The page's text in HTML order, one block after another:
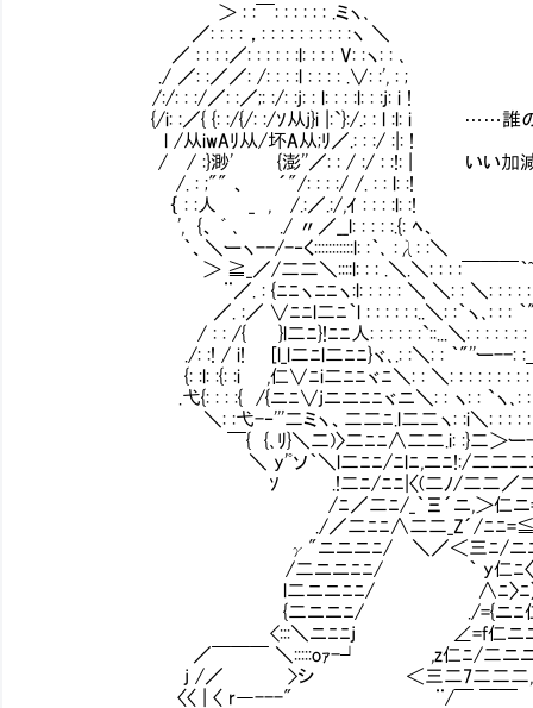
＞ : :￣: : : : : : .ミヽ､
／: : : : ，: : : : : : : : : :ヽ ＼
／ : : : :／: : : : : :l: : : : V: :ヽ: : ､
./ ／: :／／: /: : : :l : : : : .∨: :', : ;
/:/: : :/／: :／;: :/: :j: : l: : : :l: : :j: i !
{/i: :／{ {: :/{/: :/ｿ从j}i |:`}:/.: : l :l: i ……誰の為に、
l /从iwAﾘ从/坏A从;ﾘ／.: : :/ :|: !
/ / :}渺' {澎''／: : / :/ : :!: | いい加減、ちょっと
/. : ;"" 、 ´"/: : : :/ /. : : l: :!
｛ : :人 _ , /.:／.:/,ｲ : : : :l: :!
', {、 ﾞ ､ ./ 〃／__l: : : : :.{: ﾍ、
｀、＼ーヽ--/-‐く:::::::::::l: :｀､ :λ: :＼
＞ ≧_／/二二＼::::l: : : .＼.＼: : : :￣￣￣｀
¨／. : {ﾆﾆヽﾆﾆヽ:l: : : : : ＼ ＼: : ＼: : : : : : : : :
／. :／ ∨ﾆﾆl二ﾆ｀l : : : : : :..＼: :｀ヽ､: : : ｀"'''ー
/ : : /{ }l二ﾆ}!ﾆﾆ人: : : : : :`::...＼: : : : : : : : : : : : : :
./: :! / i! [l_l二ﾆl二ﾆﾆ}ヾ､.: :＼: : ｀"''ー--: :＿: : : :
{: :l: :{: :i ,仁∨ﾆi二ﾆﾆヾﾆ＼: : ＼: : : : : : : : : : :.￣｀
.弋{: : : :{ /{ニﾆ∨jニニﾆﾆヾニ＼: : ヽ: : `ヽ､: : : : :
＼: :弋-‐'''二ミヽ、二二ﾆ.l二二ヽ: :i＼: : : : : : : : : : :
￣{ {､ﾘ}＼二)〉二ﾆﾆ∧二二.i: :}二＞ー-_:.:_: : :
＼ y'ﾟソ｀＼l二ﾆﾆ/ﾆlﾆ,ニﾆ!:/二二二二ﾆ＞､
ｿ .!二ﾆ/ﾆﾆ|〈(二ﾉ/二二／二ﾆﾆ≧＼
/ﾆ／二ﾆ/_｀Ξ´ニ,＞仁ニ=仁ｰ=彡)
./／二ﾆﾆ∧二二_Z´/ﾆﾆ=≦ニﾆ＼ニ´
γ"ニニニﾆ/ ＼／＜三ﾆ/ニﾆﾄ､ﾆﾆ＼二
/二ニニﾆﾆ/ ｀ y仁ﾆ〈ﾆﾆヾ二ﾆヽ二
l二ニニﾆﾆ/ ∧ﾆ〉ﾆ〉ニニl二二＼二
{二ニニﾆ/ ./={ニﾆ仁ニニll=l二二`
<:::＼ニﾆﾆj ∠=f仁ニニ!ニニll=l二
／￣￣￣ ＼:::::oｧ-┘ ,z仁ﾆ/二ニニl二
j /／ >シ ＜三二7二二二,仁二
〈〈 | 〈 r―---" ¨/￣ ￣￣